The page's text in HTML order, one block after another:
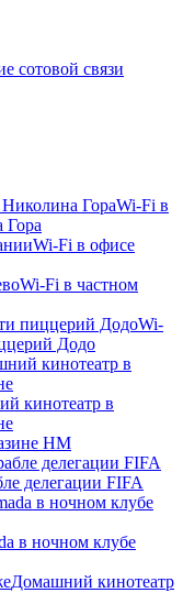
сотовой связи
Wi-Fi в
Гора
Wi-Fi в офисе
Wi-Fi в частном
Wi-
Додо
кинотеатр в
HM
делегации FIFA
в ночном клубе
Домашний кинотеатр